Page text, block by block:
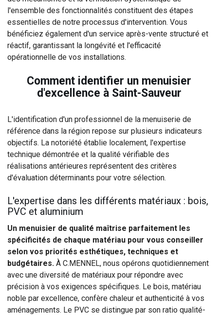
l'ensemble des fonctionnalités constituent des étapes
essentielles de notre processus d'intervention. Vous
bénéficiez également d'un service après-vente structuré et
réactif, garantissant la longévité et l'efficacité
opérationnelle de vos installations.
Comment identifier un menuisier
d'excellence à Saint-Sauveur
L'identification d'un professionnel de la menuiserie de
référence dans la région repose sur plusieurs indicateurs
objectifs. La notoriété établie localement, l'expertise
technique démontrée et la qualité vérifiable des
réalisations antérieures représentent des critères
d'évaluation déterminants pour votre sélection.
L'expertise dans les différents matériaux : bois,
PVC et aluminium
Un menuisier de qualité maîtrise parfaitement les
spécificités de chaque matériau pour vous conseiller
selon vos priorités esthétiques, techniques et
budgétaires. À C.MENNEL, nous opérons quotidiennement
avec une diversité de matériaux pour répondre avec
précision à vos exigences spécifiques. Le bois, matériau
noble par excellence, confère chaleur et authenticité à vos
aménagements. Le PVC se distingue par son ratio qualité-